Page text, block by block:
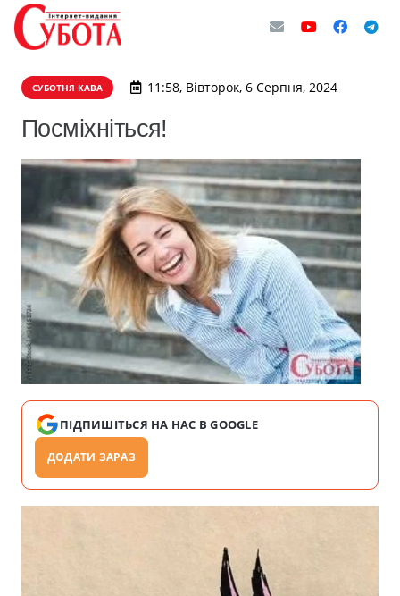
СУБОТНЯ КАВА 11:58, Вівторок, 6 Серпня, 2024
Посміхніться!
ПІДПИШІТЬСЯ НА НАС В GOOGLE
ДОДАТИ ЗАРАЗ